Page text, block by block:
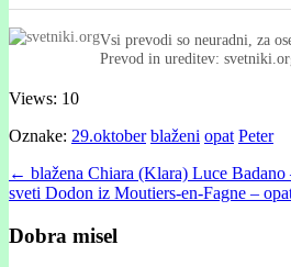
Vsi prevodi so neuradni, za
Prevod in ureditev:
Views: 10
Oznake: 29.oktober blaženi opat Peter
Post
navigation
← blažena Chiara (Klara) Luce
sveti Dodon iz Moutiers-en-Fagne –
Dobra misel